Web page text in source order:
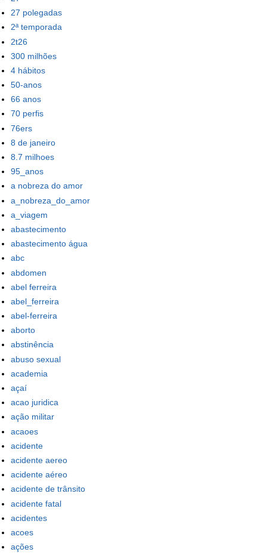
27 polegadas
2ª temporada
2t26
300 milhões
4 hábitos
50-anos
66 anos
70 perfis
76ers
8 de janeiro
8.7 milhoes
95_anos
a nobreza do amor
a_nobreza_do_amor
a_viagem
abastecimento
abastecimento água
abc
abdomen
abel ferreira
abel_ferreira
abel-ferreira
aborto
abstinência
abuso sexual
academia
açaí
acao juridica
ação militar
acaoes
acidente
acidente aereo
acidente aéreo
acidente de trânsito
acidente fatal
acidentes
acoes
ações